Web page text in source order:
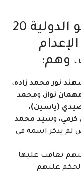
وقد حددت منظمة العفو الدولية 20
وهم:
نور محمد زاده،
نواز، ومحمد
(ياسين)،
، وسيد محمد
لم يذكر اسمه في
يعاقب عليها
عليهم